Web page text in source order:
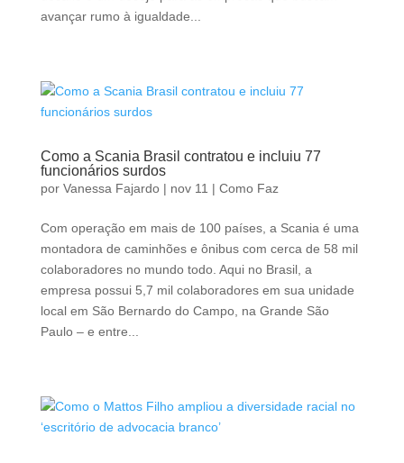
avançar rumo à igualdade...
Como a Scania Brasil contratou e incluiu 77
funcionários surdos
por Vanessa Fajardo| nov 11 | Como Faz
Com operação em mais de 100 países, a Scania é uma
montadora de caminhões e ônibus com cerca de 58 mil
colaboradores no mundo todo. Aqui no Brasil, a
empresa possui 5,7 mil colaboradores em sua unidade
local em São Bernardo do Campo, na Grande São
Paulo – e entre...